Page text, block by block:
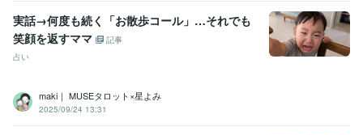
実話→何度も続く「お散歩コール」…それでも
笑顔を返すママ
記事
占い
maki｜ MUSEタロット×星よみ
2025/09/24 13:31